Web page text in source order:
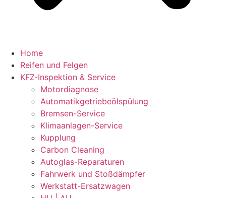
Home
Reifen und Felgen
KFZ-Inspektion & Service
Motordiagnose
Automatikgetriebeölspülung
Bremsen-Service
Klimaanlagen-Service
Kupplung
Carbon Cleaning
Autoglas-Reparaturen
Fahrwerk und Stoßdämpfer
Werkstatt-Ersatzwagen